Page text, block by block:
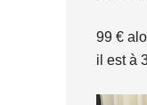
99 €
il est à